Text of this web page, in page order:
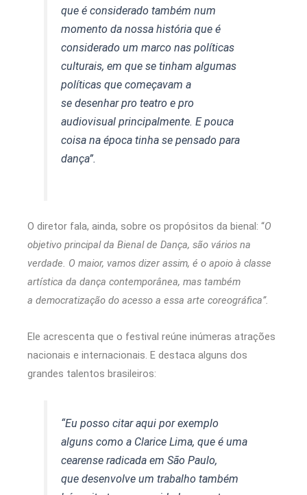
que é considerado também num
momento da nossa história que é
considerado um marco nas políticas
culturais, em que se tinham algumas
políticas que começavam a
se desenhar pro teatro e pro
audiovisual principalmente. E pouca
coisa na época tinha se pensado para
dança”.
O diretor fala, ainda, sobre os propósitos da bienal: “O
objetivo principal da Bienal de Dança, são vários na
verdade. O maior, vamos dizer assim, é o apoio à classe
artística da dança contemporânea, mas também
a democratização do acesso a essa arte coreográfica”.
Ele acrescenta que o festival reúne inúmeras atrações
nacionais e internacionais. E destaca alguns dos
grandes talentos brasileiros:
“Eu posso citar aqui por exemplo
alguns como a Clarice Lima, que é uma
cearense radicada em São Paulo,
que desenvolve um trabalho também